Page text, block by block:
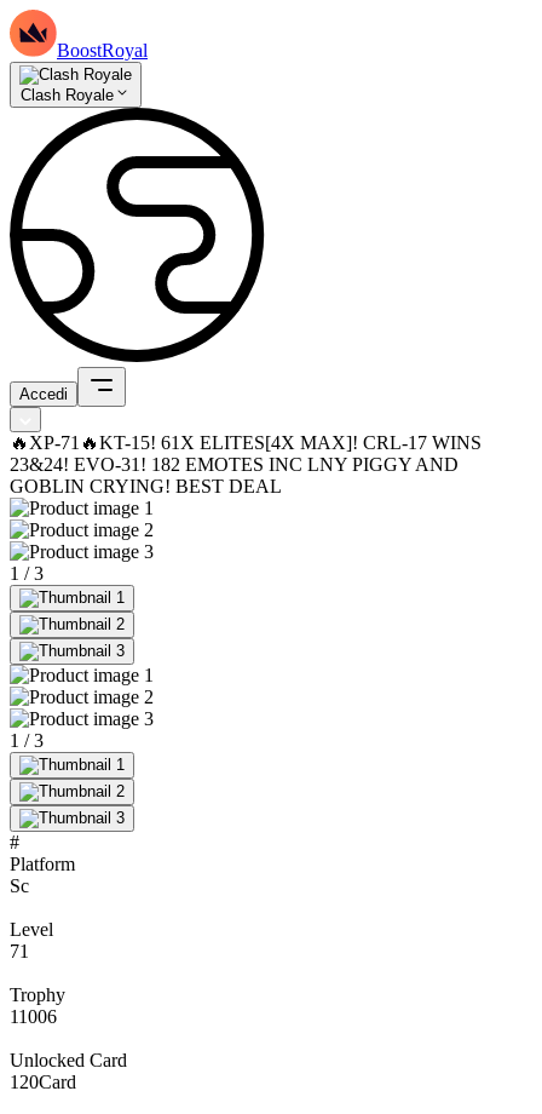
BoostRoyal
Clash Royale
Accedi
🔥XP-71🔥KT-15! 61X ELITES[4X MAX]! CRL-17 WINS
23&24! EVO-31! 182 EMOTES INC LNY PIGGY AND
GOBLIN CRYING! BEST DEAL
1 /3
1 /3
#
Platform
Sc
Level
71
Trophy
11006
Unlocked Card
120Card